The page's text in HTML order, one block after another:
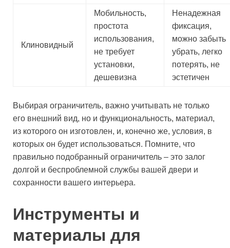
Клиновидный
Мобильность,
простота
использования,
не требует
установки,
дешевизна
Ненадежная
фиксация,
можно забыть
убрать, легко
потерять, не
эстетичен
Выбирая ограничитель, важно учитывать не только
его внешний вид, но и функциональность, материал,
из которого он изготовлен, и, конечно же, условия, в
которых он будет использоваться. Помните, что
правильно подобранный ограничитель – это залог
долгой и беспроблемной службы вашей двери и
сохранности вашего интерьера.
Инструменты и
материалы для